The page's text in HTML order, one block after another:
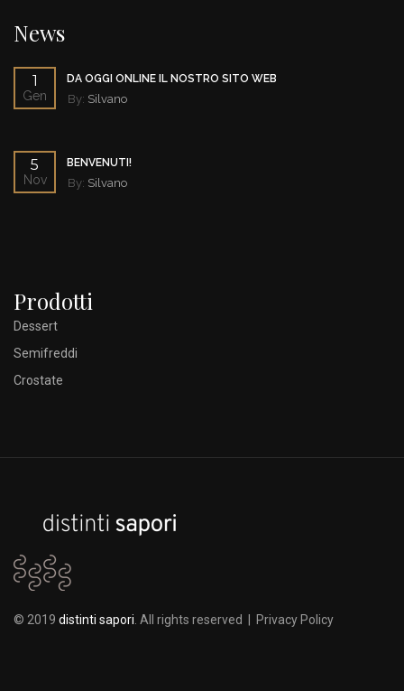
News
1
Gen
DA OGGI ONLINE IL NOSTRO SITO WEB
By: Silvano
5
Nov
BENVENUTI!
By: Silvano
Prodotti
Dessert
Semifreddi
Crostate
© 2019 distinti sapori . All rights reserved | Privacy Policy